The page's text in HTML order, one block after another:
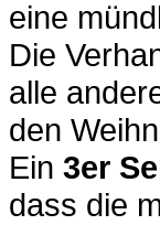
eine
Die
alle
den
Ein 3er
dass die